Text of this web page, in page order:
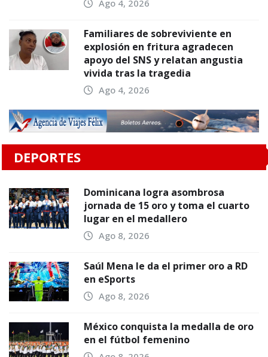
Ago 4, 2026
Familiares de sobreviviente en
explosión en fritura agradecen
apoyo del SNS y relatan angustia
vivida tras la tragedia
Ago 4, 2026
DEPORTES
Dominicana logra asombrosa
jornada de 15 oro y toma el cuarto
lugar en el medallero
Ago 8, 2026
Saúl Mena le da el primer oro a RD
en eSports
Ago 8, 2026
México conquista la medalla de oro
en el fútbol femenino